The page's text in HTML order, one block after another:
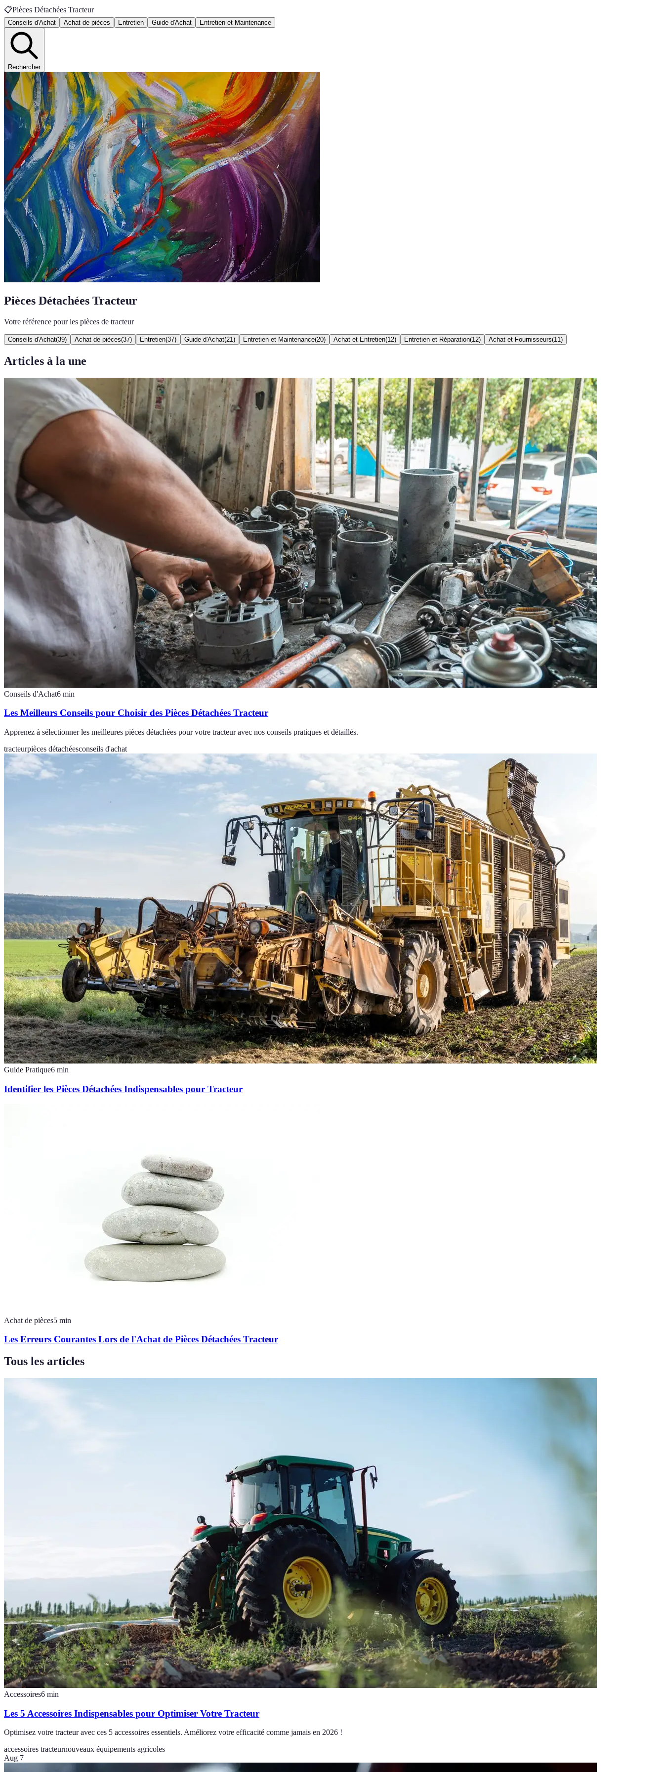
📋Pièces Détachées Tracteur
Conseils d'Achat Achat de pièces Entretien Guide d'Achat Entretien et Maintenance
Rechercher
Pièces Détachées Tracteur
Votre référence pour les pièces de tracteur
Conseils d'Achat(39) Achat de pièces(37) Entretien(37) Guide d'Achat(21 ) Entretien et Maintenance(20) Achat et Entretien(12) Entretien et Réparation(12) Achat et Fournisseurs(11 )
Articles à la une
Conseils d'Achat6 min
Les Meilleurs Conseils pour Choisir des Pièces Détachées Tracteur
Apprenez à sélectionner les meilleures pièces détachées pour votre tracteur avec nos conseils pratiques et détaillés.
tracteurpièces détachéesconseils d'achat
Guide Pratique6 min
Identifier les Pièces Détachées Indispensables pour Tracteur
Achat de pièces5 min
Les Erreurs Courantes Lors de l'Achat de Pièces Détachées Tracteur
Tous les articles
Accessoires6 min
Les 5 Accessoires Indispensables pour Optimiser Votre Tracteur
Optimisez votre tracteur avec ces 5 accessoires essentiels. Améliorez votre efficacité comme jamais en 2026 !
accessoires tracteurnouveaux équipements agricoles
Aug 7